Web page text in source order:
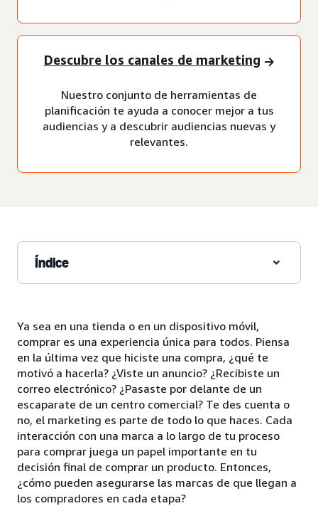
Descubre los canales de marketing
Nuestro conjunto de herramientas de
planificación te ayuda a conocer mejor a tus
audiencias y a descubrir audiencias nuevas y
relevantes.
Índice
Ya sea en una tienda o en un dispositivo móvil,
comprar es una experiencia única para todos. Piensa
en la última vez que hiciste una compra, ¿qué te
motivó a hacerla? ¿Viste un anuncio? ¿Recibiste un
correo electrónico? ¿Pasaste por delante de un
escaparate de un centro comercial? Te des cuenta o
no, el marketing es parte de todo lo que haces. Cada
interacción con una marca a lo largo de tu proceso
para comprar juega un papel importante en tu
decisión final de comprar un producto. Entonces,
¿cómo pueden asegurarse las marcas de que llegan a
los compradores en cada etapa?